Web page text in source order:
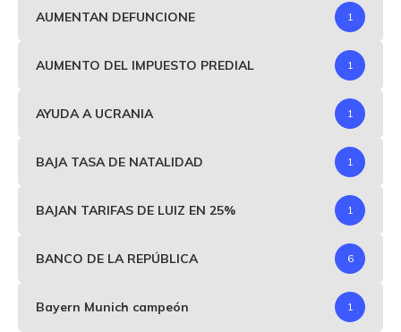
AUMENTAN DEFUNCIONE 1
AUMENTO DEL IMPUESTO PREDIAL 1
AYUDA A UCRANIA 1
BAJA TASA DE NATALIDAD 1
BAJAN TARIFAS DE LUIZ EN 25% 1
BANCO DE LA REPÚBLICA 6
Bayern Munich campeón 1